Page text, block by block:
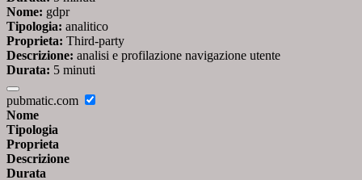
Nome: gdpr
Tipologia: analitico
Proprieta: Third-party
Descrizione: analisi e profilazione navigazione utente
Durata: 5 minuti
pubmatic.com
Nome
Tipologia
Proprieta
Descrizione
Durata